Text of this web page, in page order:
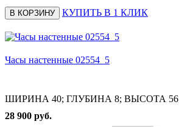
В КОРЗИНУ КУПИТЬ В 1 КЛИК
Часы настенные 02554_5
ШИРИНА 40; ГЛУБИНА 8; ВЫСОТА 56
28 900 руб.